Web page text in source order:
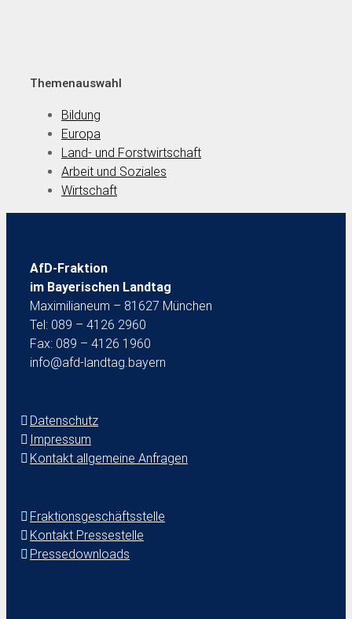
Themenauswahl
Bildung
Europa
Land- und Forstwirtschaft
Arbeit und Soziales
Wirtschaft
AfD-Fraktion
im Bayerischen Landtag
Maximilianeum – 81627 München
Tel: 089 – 4126 2960
Fax: 089 – 4126 1960
info@afd-landtag.bayern
Datenschutz
Impressum
Kontakt allgemeine Anfragen
Fraktionsgeschäftsstelle
Kontakt Pressestelle
Pressedownloads